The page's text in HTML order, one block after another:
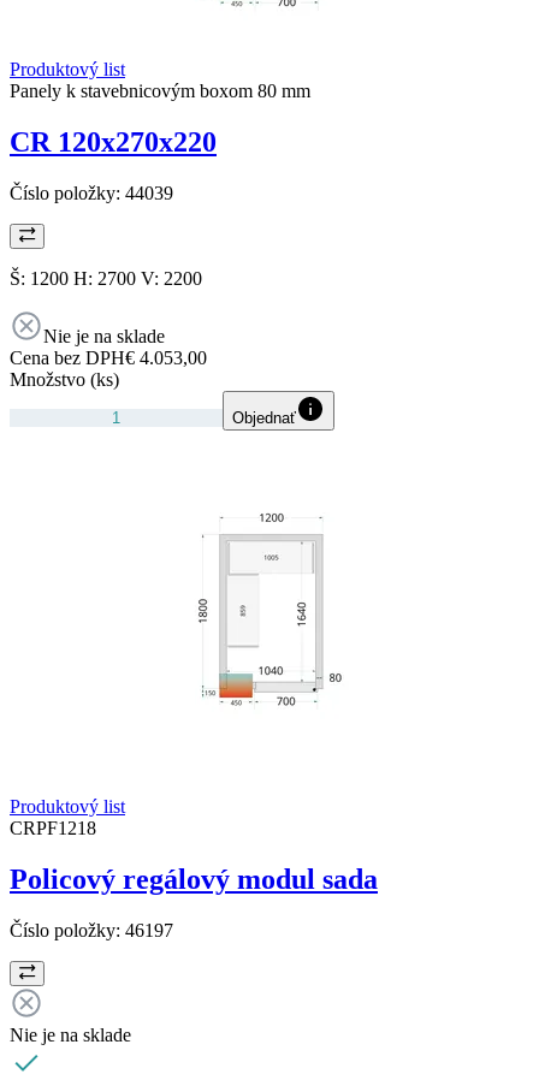
Produktový list
Panely k stavebnicovým boxom 80 mm
CR 120x270x220
Číslo položky: 44039
Š: 1200 H: 2700 V: 2200
Nie je na sklade
Cena bez DPH€ 4.053,00
Množstvo (ks)
Objednať
Produktový list
CRPF1218
Policový regálový modul sada
Číslo položky: 46197
Nie je na sklade